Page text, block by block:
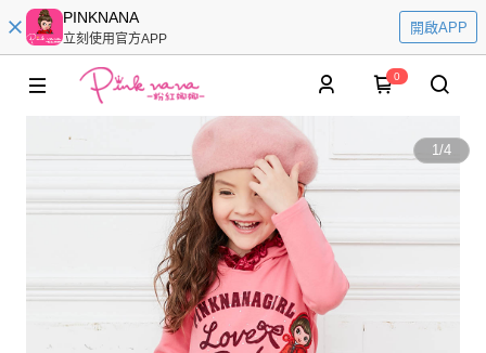
PINKNANA
立刻使用官方APP
開啟APP
0
1/4